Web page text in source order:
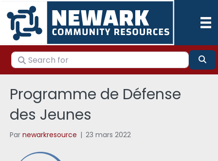
Search for
Programme de Défense
des Jeunes
Par newarkresource | 23 mars 2022